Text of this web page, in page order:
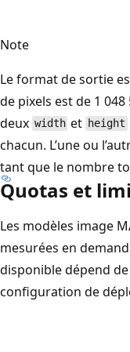
Note
Le format de sortie
de pixels est de 1 048
deux width et height
chacun. L’une ou
tant que le nombre
Quotas et
Les modèles image
mesurées en
disponible dépend
configuration de